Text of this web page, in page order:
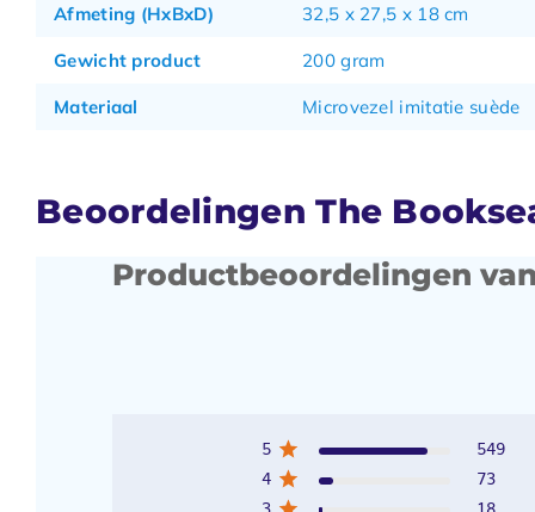
Afmeting (HxBxD) 32,5 x 27,5 x 18 cm
Gewicht product 200 gram
Materiaal Microvezel imitatie suède
Beoordelingen The
Productbeoordelingen
5
549
4
73